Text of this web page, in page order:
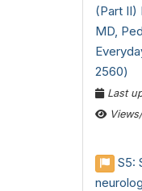
(Part II)
MD,
2560)
Last
S5: